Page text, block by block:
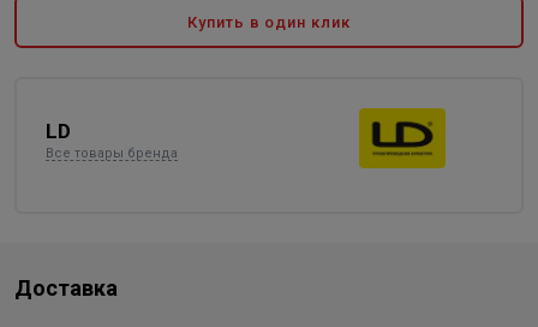
Купить в один клик
LD
Все товары бренда
Доставка